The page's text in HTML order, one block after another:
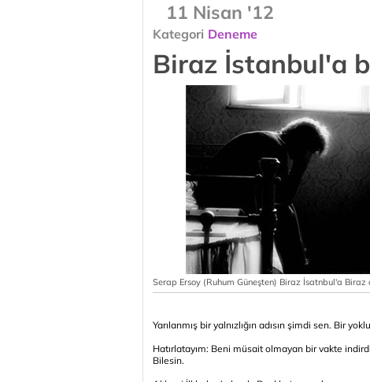
11 Nisan '12
Kategori Deneme
Biraz İstanbul'a
Serap Ersoy (Ruhum Güneşten) Biraz İsatnbul'a Biraz
Yarılanmış bir yalnızlığın adısın şimdi sen. Bir
Hatırlatayım: Beni müsait olmayan bir vakte
Bilesin.